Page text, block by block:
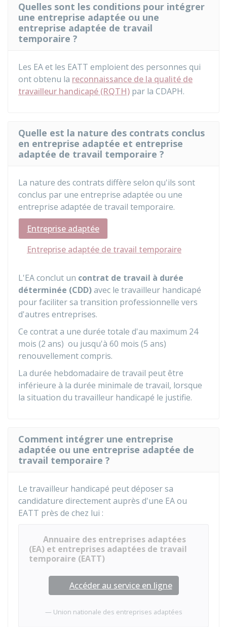
Quelles sont les conditions pour intégrer
une entreprise adaptée ou une
entreprise adaptée de travail
temporaire ?
Les EA et les EATT emploient des personnes qui
ont obtenu la reconnaissance de la qualité de
travailleur handicapé (RQTH) par la CDAPH.
Quelle est la nature des contrats conclus
en entreprise adaptée et entreprise
adaptée de travail temporaire ?
La nature des contrats diffère selon qu'ils sont
conclus par une entreprise adaptée ou une
entreprise adaptée de travail temporaire.
Entreprise adaptée
Entreprise adaptée de travail temporaire
L'EA conclut un contrat de travail à durée
déterminée (CDD)avec le travailleur handicapé
pour faciliter sa transition professionnelle vers
d'autres entreprises.
Ce contrat a une durée totale d'au maximum 24
mois (2 ans) ou jusqu'à 60 mois (5 ans)
renouvellement compris.
La durée hebdomadaire de travail peut être
inférieure à la durée minimale de travail, lorsque
la situation du travailleur handicapé le justifie.
Comment intégrer une entreprise
adaptée ou une entreprise adaptée de
travail temporaire ?
Le travailleur handicapé peut déposer sa
candidature directement auprès d'une EA ou
EATT près de chez lui :
Annuaire des entreprises adaptées
(EA) et entreprises adaptées de travail
temporaire (EATT)
Accéder au service en ligne
Union nationale des entreprises adaptées